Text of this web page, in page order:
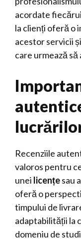
acordate
la clienți oferă o
acestor servicii
care urmează să
Recenziile
valoros pentru
unei licențesau
oferă o
timpului de
adaptabilității la
domeniu de